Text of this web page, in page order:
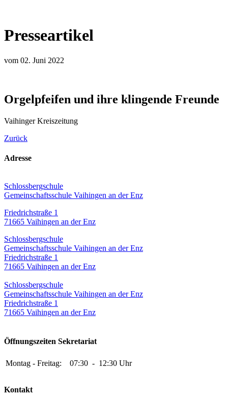
Presseartikel
vom 02. Juni 2022
Orgelpfeifen und ihre klingende Freunde
Vaihinger Kreiszeitung
Zurück
Adresse
Schlossbergschule
Gemeinschaftsschule Vaihingen an der Enz
Friedrichstraße 1
71665 Vaihingen an der Enz
Schlossbergschule
Gemeinschaftsschule Vaihingen an der Enz
Friedrichstraße 1
71665 Vaihingen an der Enz
Schlossbergschule
Gemeinschaftsschule Vaihingen an der Enz
Friedrichstraße 1
71665 Vaihingen an der Enz
Öffnungszeiten Sekretariat
Montag - Freitag: 07:30 - 12:30 Uhr
Kontakt